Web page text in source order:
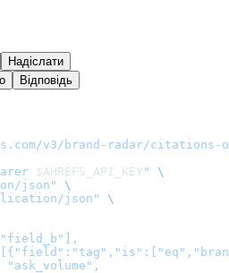
Надіслати
Відповідь
v3/brand-radar/citations-
$AHREFS_API_KEY "
\
json"
\
json"
\
"ask_volume",